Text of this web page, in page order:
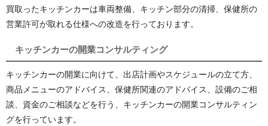
買取ったキッチンカーは車両整備、キッチン部分の清掃、保健所の
営業許可が取れる仕様への改造を行っております。
キッチンカーの開業コンサルティング
キッチンカーの開業に向けて、出店計画やスケジュールの立て方、
商品メニューのアドバイス、保健所関連のアドバイス、設備のご相
談、資金のご相談などを行う、キッチンカーの開業コンサルティン
グを行っています。